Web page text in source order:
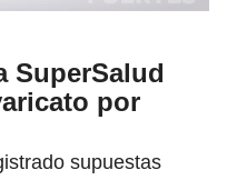
SuperSalud
por
supuestas